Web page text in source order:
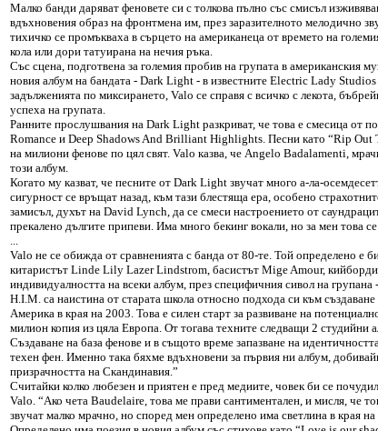
Малко банди даряват феновете си с толкова пълно със смисъл
вдъхновения образ на фронтмена им, през заразителното мелодично
тихичко се промъкваха в сърцето на американеца от времето на
кола или дори татуирана на нечия ръка.
Със сцена, подготвена за големия пробив на групата в американския
новия албум на бандата - Dark Light - в известните Electric Lady
задълженията по миксирането, Valo се справя с всичко с лекота,
успеха на групата.
Ранните прослушвания на Dark Light разкриват, че това е смесица от
Romance и Deep Shadows And Brilliant Highlights. Песни като “Rip Out
на милиони фенове по цял свят. Valo казва, че Angelo Badalamenti,
този албум.
Когато му казват, че песните от Dark Light звучат много а-ла-
сигурност се връщат назад, към тази блестяща ера, особено
замисъл, духът на David Lynch, да се смеси настроението от
прекалено дългите припеви. Има много бекинг вокали, но за мен това
...
Valo не се обижда от сравненията с банда от 80-те. Той определено е
китаристът Linde Lily Lazer Lindstrom, басистът Mige Amour,
индивидуалността на всеки албум, през специфичния сивол на
H.I.M. са наистина от старата школа относно подхода си към
Америка в края на 2003. Това е силен старт за развиване на
милион копия из цяла Европа. От тогава техните следващи 2 студийни
Създаване на база фенове и в същото време запазване на
техен фен. Именно така бяхме вдъхновени за първия ни албум,
призрачността на Скандинавия.”
Считайки колко любезен и приятен е пред медиите, човек би се
Valo. “Ако чета Baudelaire, това ме прави сантиментален, и мисля, че
звучат малко мрачно, но според мен определено има светлина в края